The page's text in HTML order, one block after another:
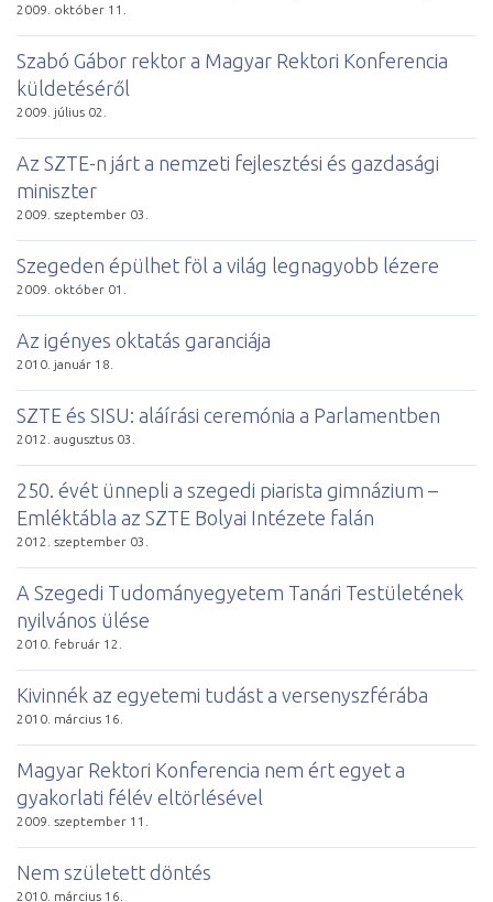
2009. október 11.
Szabó Gábor rektor a Magyar Rektori Konferencia
küldetéséről
2009. július 02.
Az SZTE-n járt a nemzeti fejlesztési és gazdasági
miniszter
2009. szeptember 03.
Szegeden épülhet föl a világ legnagyobb lézere
2009. október 01.
Az igé­nyes ok­ta­tás ga­ran­ciája
2010. január 18.
SZTE és SISU: aláírási ceremónia a Parlamentben
2012. augusztus 03.
250. évét ünnepli a szegedi piarista gimnázium –
Emléktábla az SZTE Bolyai Intézete falán
2012. szeptember 03.
A Szegedi Tudományegyetem Tanári Testületének
nyilvános ülése
2010. február 12.
Ki­vin­nék az egye­te­mi tu­dást a ver­seny­szfé­rá­ba
2010. március 16.
Magyar Rektori Konferencia nem ért egyet a
gyakorlati félév eltörlésével
2009. szeptember 11.
Nem született döntés
2010. március 16.